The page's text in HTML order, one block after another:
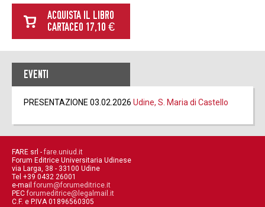
ACQUISTA IL LIBRO
CARTACEO 17,10 €
EVENTI
PRESENTAZIONE 03.02.2026 Udine, S. Maria di Castello
FARE srl - fare.uniud.it
Forum Editrice Universitaria Udinese
via Larga, 38 - 33100 Udine
Tel +39 0432 26001
e-mail forum@forumeditrice.it
PEC forumeditrice@legalmail.it
C.F. e P.IVA 01896560305